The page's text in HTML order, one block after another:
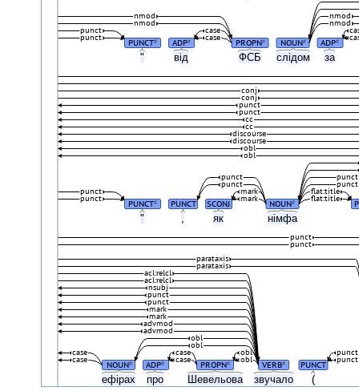
" від ФСБ слідом за
" , як німфа
ефірах про Шевельова звучало (
PUNCT# ADP# PROPN# NOUN# ADP#
case
case
punct
punct
nmod
nmod
nmod
nmod
PUNCT# PUNCT SCONJ NOUN#
mark
mark
flat:title
flat:title
punct
punct
punct
punct
punct
punct
obl
obl
discourse
discourse
cc
cc
punct
punct
conj
conj
NOUN# ADP# PROPN# VERB# PUNCT
punct
punct
case
case
case
case
obl
obl
obl
obl
advmod
advmod
mark
mark
punct
punct
nsubj
acl:relcl
acl:relcl
parataxis
parataxis
punct
punct